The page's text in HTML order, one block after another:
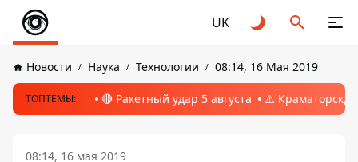
UK
Новости Наука Технологии 08:14, 16 Мая 2019
ТОПТЕМЫ: 🔴 Ракетный удар 5 августа ⚠️ Краматорск,
08:14, 16 мая 2019